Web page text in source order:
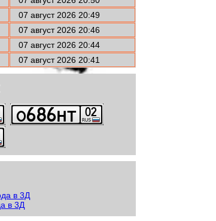
07 август 2026 20:49
07 август 2026 20:46
07 август 2026 20:44
07 август 2026 20:41